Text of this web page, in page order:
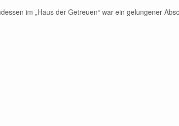
im „Haus der Getreuen“ war ein gelungener